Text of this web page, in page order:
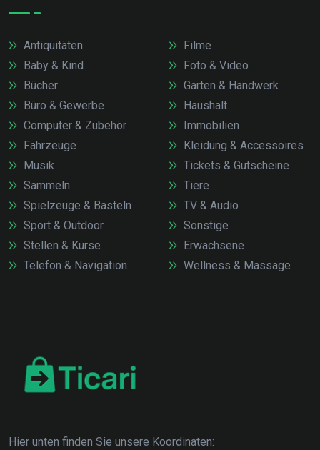
Antiquitäten
Baby & Kind
Bücher
Büro & Gewerbe
Computer & Zubehör
Fahrzeuge
Filme
Foto & Video
Garten & Handwerk
Haushalt
Immobilien
Kleidung & Accessoires
Musik
Sammeln
Spielzeuge & Basteln
Sport & Outdoor
Stellen & Kurse
Telefon & Navigation
Tickets & Gutscheine
Tiere
TV & Audio
Sonstige
Erwachsene
Wellness & Massage
Hier unten finden Sie unsere Koordinaten: